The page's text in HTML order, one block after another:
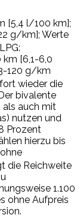
[5,4 l/100 km];
g/km]; Werte
[6,1-6,0
120 g/km
wieder die
bivalente
als auch mit
nutzen und
Prozent
hierzu bis
die Reichweite
1.100
ohne Aufpreis